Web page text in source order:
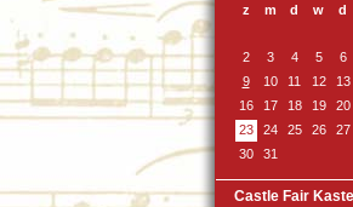
z
m d w d
2
3 4 5 6
9
10 11 12 13
16
17 18 19 20
23
24 25 26 27
30
31
Castle Fair